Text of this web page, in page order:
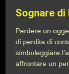
Sognare di
Perdere un
di perdita di
simboleggiare
affrontare un